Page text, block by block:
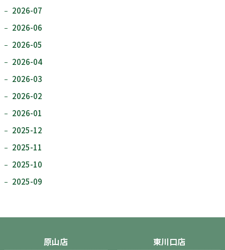
2026-07
2026-06
2026-05
2026-04
2026-03
2026-02
2026-01
2025-12
2025-11
2025-10
2025-09
原山店 東川口店